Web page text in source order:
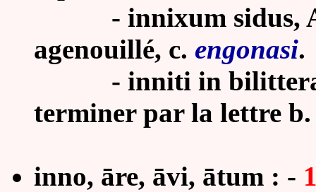
- innixum sidus,
agenouillé, c. engonasi.
- inniti in
terminer par la lettre b.
inno, āre, āvi, ātum : -